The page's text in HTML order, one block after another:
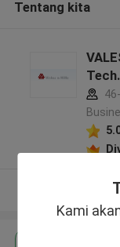
Kami
Tentang kita